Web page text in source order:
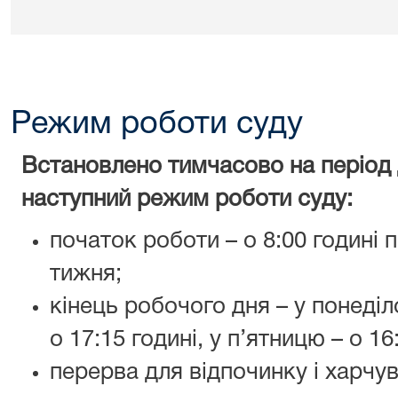
Режим роботи суду
Встановлено тимчасово на період
наступний режим роботи суду:
початок роботи – о 8:00 годині
тижня;
кінець робочого дня – у
о 17:15 годині, у п’ятницю – о
перерва для відпочинку і